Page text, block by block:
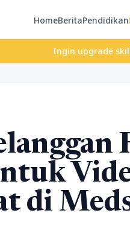
HomeBeritaPendidikan
Ingin upgrade skill tanpa
di